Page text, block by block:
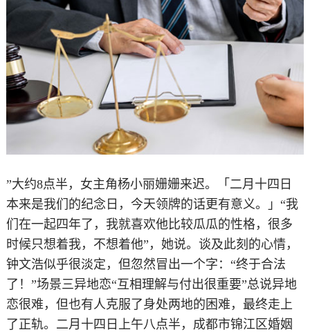
”大约8点半，女主角杨小丽姗姗来迟。「二月十四日
本来是我们的纪念日，今天领牌的话更有意义。」“我
们在一起四年了，我就喜欢他比较瓜瓜的性格，很多
时候只想着我，不想着他”，她说。谈及此刻的心情，
钟文浩似乎很淡定，但忽然冒出一个字：“终于合法
了！”场景三异地恋“互相理解与付出很重要”总说异地
恋很难，但也有人克服了身处两地的困难，最终走上
了正轨。二月十四日上午八点半，成都市锦江区婚姻